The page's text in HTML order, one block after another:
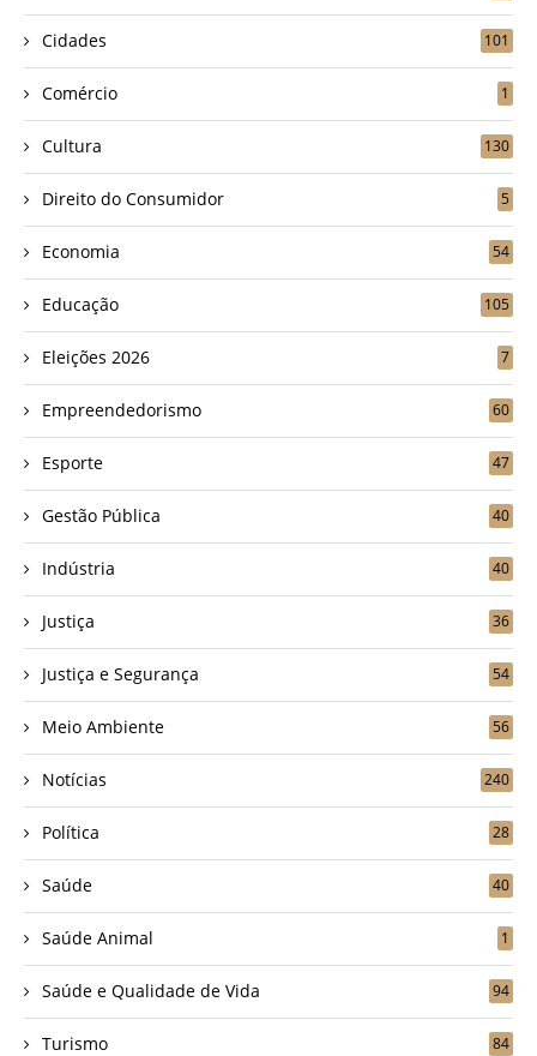
Cidades 101
Comércio 1
Cultura 130
Direito do Consumidor 5
Economia 54
Educação 105
Eleições 2026 7
Empreendedorismo 60
Esporte 47
Gestão Pública 40
Indústria 40
Justiça 36
Justiça e Segurança 54
Meio Ambiente 56
Notícias 240
Política 28
Saúde 40
Saúde Animal 1
Saúde e Qualidade de Vida 94
Turismo 84